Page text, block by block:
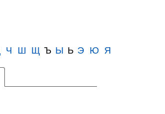
Ч Ш Щ Ъ Ы Ь Э Ю Я